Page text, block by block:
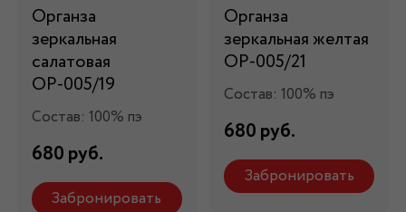
Органза
зеркальная
салатовая
ОР-005/19
Состав: 100% пэ
680 руб.
Забронировать
Органза
зеркальная желтая
ОР-005/21
Состав: 100% пэ
680 руб.
Забронировать